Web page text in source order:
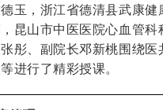
玉，浙江省德清县武康健
昆山市中医医院心血管科
彤、副院长邓新桃围绕医
进行了精彩授课。